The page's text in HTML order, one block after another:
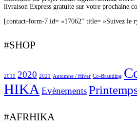
livraison Express gratuite sur votre prochaine
[contact-form-7 id= »17062″ title= »Suivez le
#SHOP
2019 2020 2021 Automne / Hiver Co-Branding
HIKA Evènements
#AFRHIKA